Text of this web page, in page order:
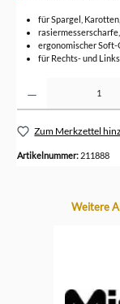
für Spargel,
ergonomischer
für Rechts- und
Zum Merkzettel
Artikelnummer: 211888
Produktgalerie
Weitere